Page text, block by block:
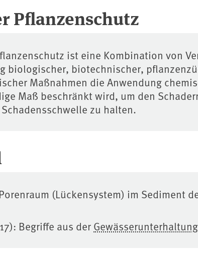
Pflanzenschutz
ist eine Kombination von
biologischer, biotechnischer,
Maßnahmen die Anwendung
Maß beschränkt wird, um den
zu halten.
(Lückensystem) im Sediment
Begriffe aus der Gewässerunterhaltung